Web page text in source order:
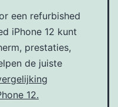
een refurbished
iPhone 12 kunt
prestaties,
de juiste
12.